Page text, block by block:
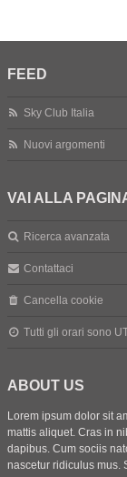
FEED
Sky Club Italia
Nuovi argomenti
VAI ALLA
Ricerca avanzata
Contattaci
Cancella cookie
Tutti gli orari sono
ABOUT US
Lorem ipsum dolor sit
mattis aliquet. Cras in
dapibus. Cum sociis
nascetur ridiculus mus.